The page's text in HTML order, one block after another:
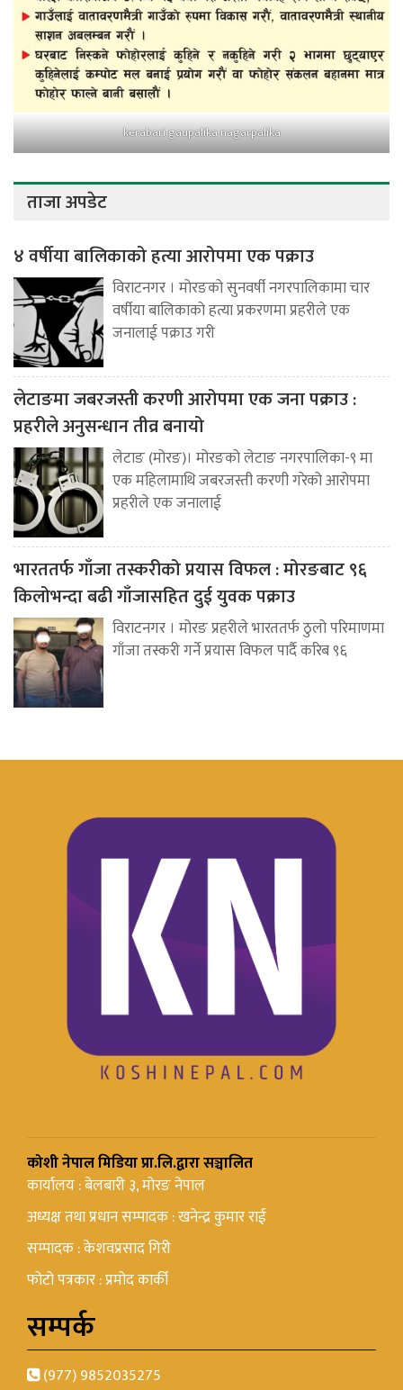
kerabari gaupalika nagarpalika
ताजा अपडेट
४ वर्षीया बालिकाको हत्या आरोपमा एक पक्राउ
विराटनगर । मोरङको सुनवर्षी नगरपालिकामा चार
वर्षीया बालिकाको हत्या प्रकरणमा प्रहरीले एक
जनालाई पक्राउ गरी
लेटाङमा जबरजस्ती करणी आरोपमा एक जना पक्राउ :
प्रहरीले अनुसन्धान तीव्र बनायो
लेटाङ (मोरङ)। मोरङको लेटाङ नगरपालिका-९ मा
एक महिलामाथि जबरजस्ती करणी गरेको आरोपमा
प्रहरीले एक जनालाई
भारततर्फ गाँजा तस्करीको प्रयास विफल : मोरङबाट ९६
किलोभन्दा बढी गाँजासहित दुई युवक पक्राउ
विराटनगर । मोरङ प्रहरीले भारततर्फ ठुलो परिमाणमा
गाँजा तस्करी गर्ने प्रयास विफल पार्दै करिब ९६
कोशी नेपाल मिडिया प्रा.लि.द्वारा सञ्चालित
कार्यालय : बेलबारी ३, मोरङ नेपाल
अध्यक्ष तथा प्रधान सम्पादक : खनेन्द्र कुमार राई
सम्पादक : केशवप्रसाद गिरी
फोटो पत्रकार : प्रमोद कार्की
सम्पर्क
(977) 9852035275